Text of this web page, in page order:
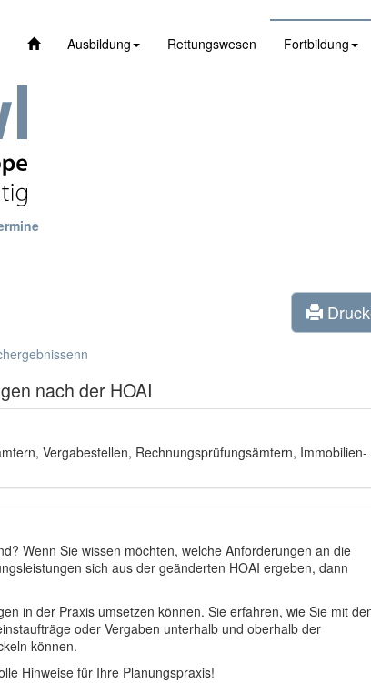
Ausbildung Rettungswesen Fortbildung
nach der HOAI
Vergabestellen, Rechnungsprüfungsämtern, Immobilien-
Wenn Sie wissen möchten, welche Anforderungen an die
sich aus der geänderten HOAI ergeben, dann
in der Praxis umsetzen können. Sie erfahren, wie Sie mit
oder Vergaben unterhalb und oberhalb der
können.
Hinweise für Ihre Planungspraxis!